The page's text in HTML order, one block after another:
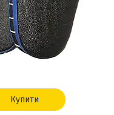
Купити